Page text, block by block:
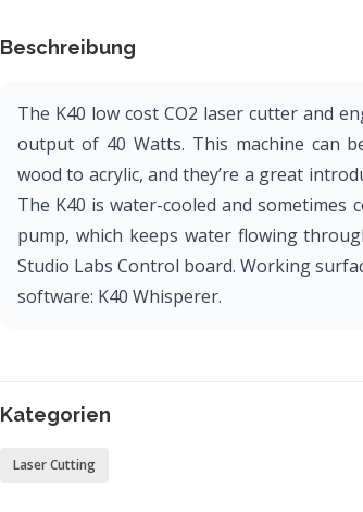
Beschreibung
The K40 low cost CO2 laser cutter and
output of 40 Watts. This machine can
wood to acrylic, and they’re a great
The K40 is water-cooled and sometimes
pump, which keeps water flowing
Studio Labs Control board. Working
software: K40 Whisperer.
Kategorien
Laser Cutting